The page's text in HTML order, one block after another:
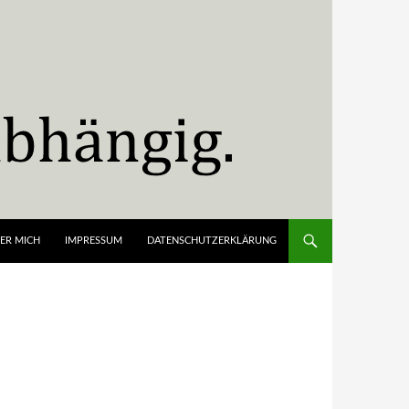
MICH IMPRESSUM DATENSCHUTZERKLÄRUNG